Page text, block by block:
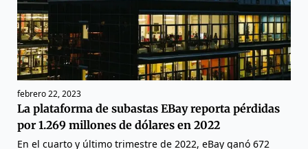
febrero 22, 2023
La plataforma de subastas EBay reporta pérdidas
por 1.269 millones de dólares en 2022
En el cuarto y último trimestre de 2022, eBay ganó 672